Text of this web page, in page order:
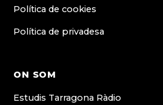
Política de cookies
Política de privadesa
ON SOM
Estudis Tarragona Ràdio